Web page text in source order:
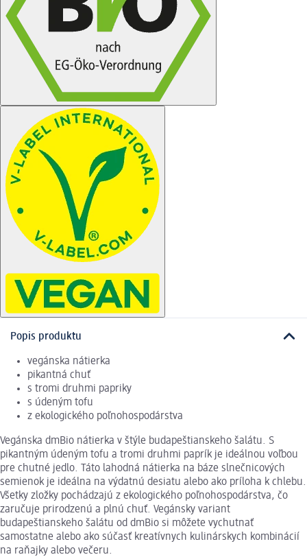
Popis produktu
vegánska nátierka
pikantná chuť
s tromi druhmi papriky
s údeným tofu
z ekologického poľnohospodárstva
Vegánska dmBio nátierka v štýle budapeštianskeho šalátu. S
pikantným údeným tofu a tromi druhmi paprík je ideálnou voľbou
pre chutné jedlo. Táto lahodná nátierka na báze slnečnicových
semienok je ideálna na výdatnú desiatu alebo ako príloha k chlebu.
Všetky zložky pochádzajú z ekologického poľnohospodárstva, čo
zaručuje prirodzenú a plnú chuť. Vegánsky variant
budapeštianskeho šalátu od dmBio si môžete vychutnať
samostatne alebo ako súčasť kreatívnych kulinárskych kombinácií
na raňajky alebo večeru.